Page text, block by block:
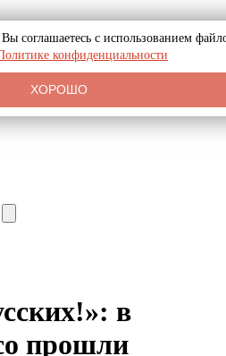
в
прошли
соглашаетесь с использованием
конфиденциальности
ХОРОШО